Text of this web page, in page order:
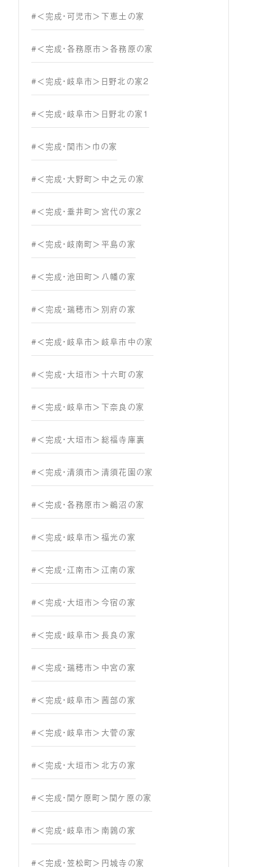
#＜完成・可児市＞下恵土の家
#＜完成・各務原市＞各務原の家
#＜完成・岐阜市＞日野北の家２
#＜完成・岐阜市＞日野北の家１
#＜完成・関市＞巾の家
#＜完成・大野町＞中之元の家
#＜完成・垂井町＞宮代の家２
#＜完成・岐南町＞平島の家
#＜完成・池田町＞八幡の家
#＜完成・瑞穂市＞別府の家
#＜完成・岐阜市＞岐阜市中の家
#＜完成・大垣市＞十六町の家
#＜完成・岐阜市＞下奈良の家
#＜完成・大垣市＞総福寺庫裏
#＜完成・清須市＞清須花園の家
#＜完成・各務原市＞鵜沼の家
#＜完成・岐阜市＞福光の家
#＜完成・江南市＞江南の家
#＜完成・大垣市＞今宿の家
#＜完成・岐阜市＞長良の家
#＜完成・瑞穂市＞中宮の家
#＜完成・岐阜市＞茜部の家
#＜完成・岐阜市＞大菅の家
#＜完成・大垣市＞北方の家
#＜完成・関ケ原町＞関ケ原の家
#＜完成・岐阜市＞南鶉の家
#＜完成・笠松町＞円城寺の家